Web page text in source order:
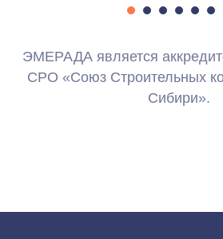
ЭМЕРАДА является
СРО «Союз Строительных
Сибири».